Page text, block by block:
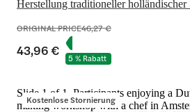
Herstellung traditioneller
ORIGINAL PRICE46,27 €
43,96 € 5 % Rabatt
Kostenlose Stornierung
Slide 1 of 1, Participants enjoying a
making workshop with a chef in